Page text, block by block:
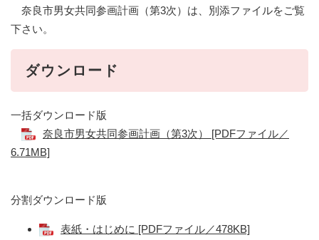
奈良市男女共同参画計画（第3次）は、別添ファイルをご覧
下さい。
ダウンロード
一括ダウンロード版
奈良市男女共同参画計画（第3次） [PDFファイル／
6.71MB]
分割ダウンロード版
表紙・はじめに [PDFファイル／478KB]